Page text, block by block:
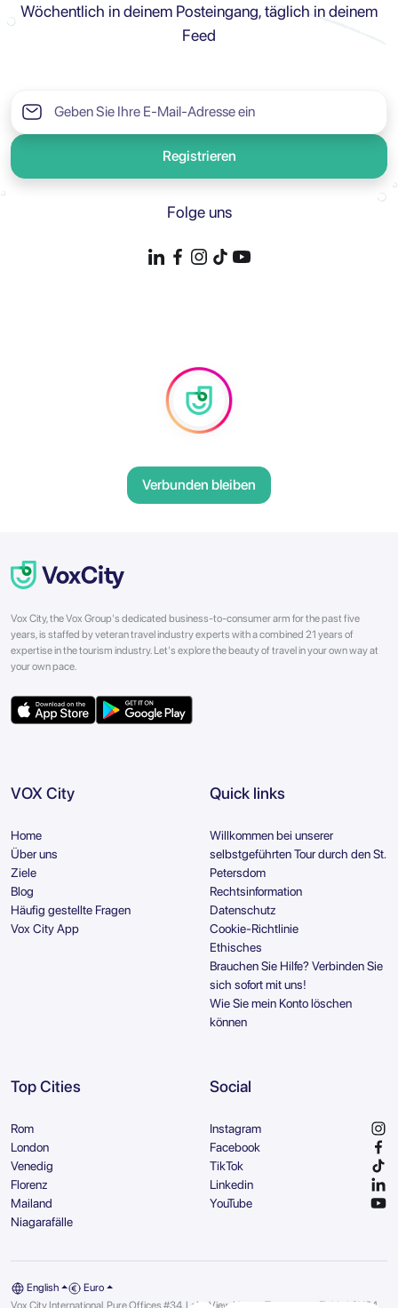
Wöchentlich in deinem Posteingang, täglich in deinem
Feed
Registrieren
Folge uns
Verbunden bleiben
Vox City, the Vox Group's dedicated business-to-consumer arm for the past five
years, is staffed by veteran travel industry experts with a combined 21 years of
expertise in the tourism industry. Let's explore the beauty of travel in your own way at
your own pace.
VOX City
Home
Über uns
Ziele
Blog
Häufig gestellte Fragen
Vox City App
Quick links
Willkommen bei unserer
selbstgeführten Tour durch den St.
Petersdom
Rechtsinformation
Datenschutz
Cookie-Richtlinie
Ethisches
Brauchen Sie Hilfe? Verbinden Sie
sich sofort mit uns!
Wie Sie mein Konto löschen
können
Top Cities
Rom
London
Venedig
Florenz
Mailand
Niagarafälle
Social
Instagram
Facebook
TikTok
Linkedin
YouTube
English
Euro
Vox City International, Pure Offices #34, Lake View House, Tournament Fields | CV34